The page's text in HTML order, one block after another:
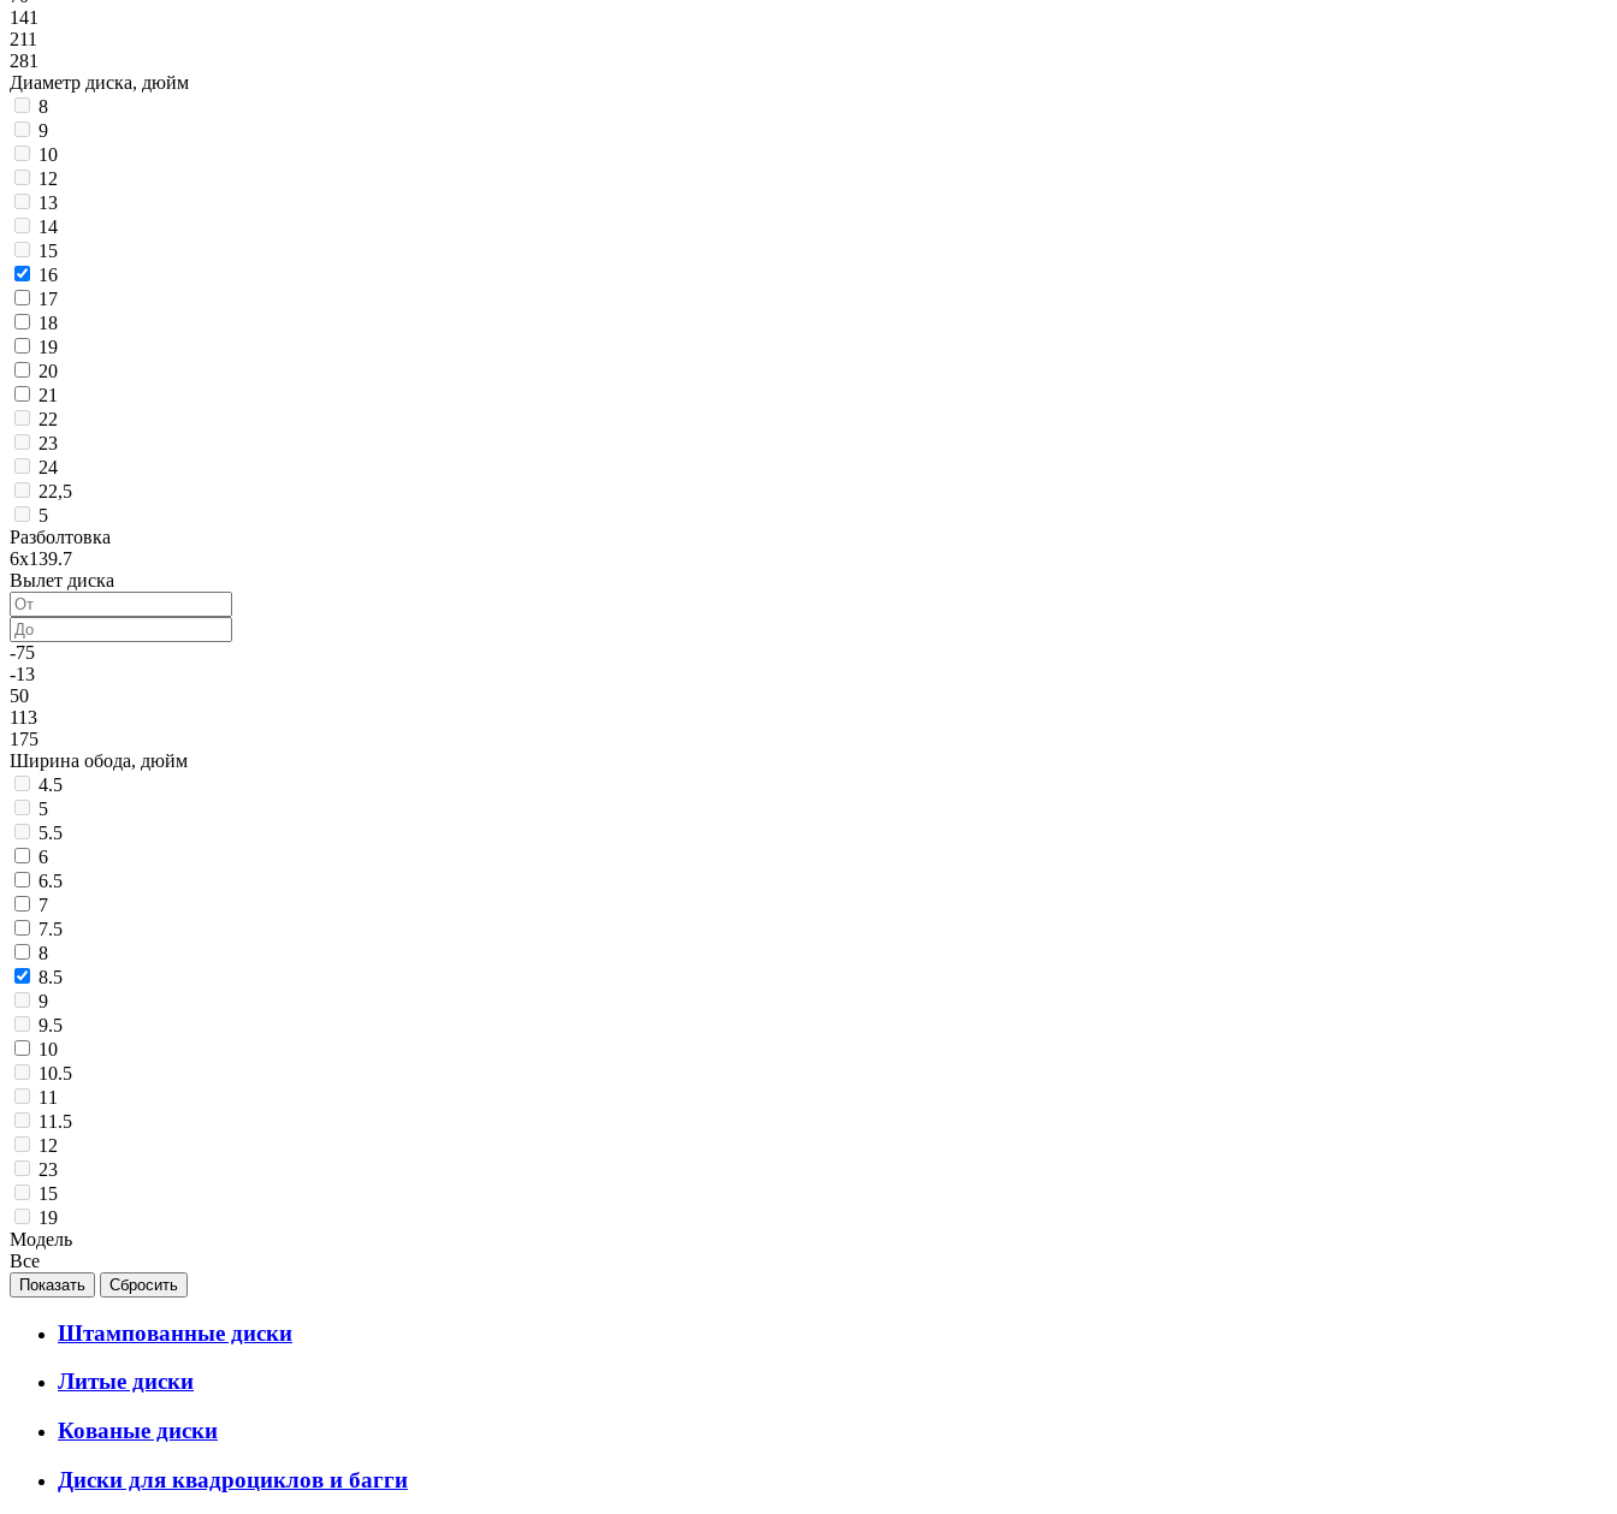
141
211
281
Диаметр диска, дюйм
8
9
10
12
13
14
15
16
17
18
19
20
21
22
23
24
22,5
5
Разболтовка
6x139.7
Вылет диска
-75
-13
50
113
175
Ширина обода, дюйм
4.5
5
5.5
6
6.5
7
7.5
8
8.5
9
9.5
10
10.5
11
11.5
12
23
15
19
Модель
Все
Штампованные диски
Литые диски
Кованые диски
Диски для квадроциклов и багги